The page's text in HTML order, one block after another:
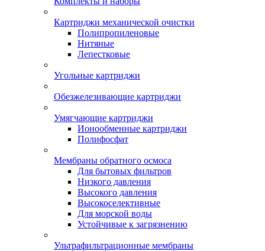
Картриджи механической очистки
Полипропиленовые
Нитяные
Лепестковые
Угольные картриджи
Обезжелезивающие картриджи
Умягчающие картриджи
Ионообменные картриджи
Полифосфат
Мембраны обратного осмоса
Для бытовых фильтров
Низкого давления
Высокого давления
Высокоселективные
Для морской воды
Устойчивые к загрязнению
Ультрафильтрационные мембраны